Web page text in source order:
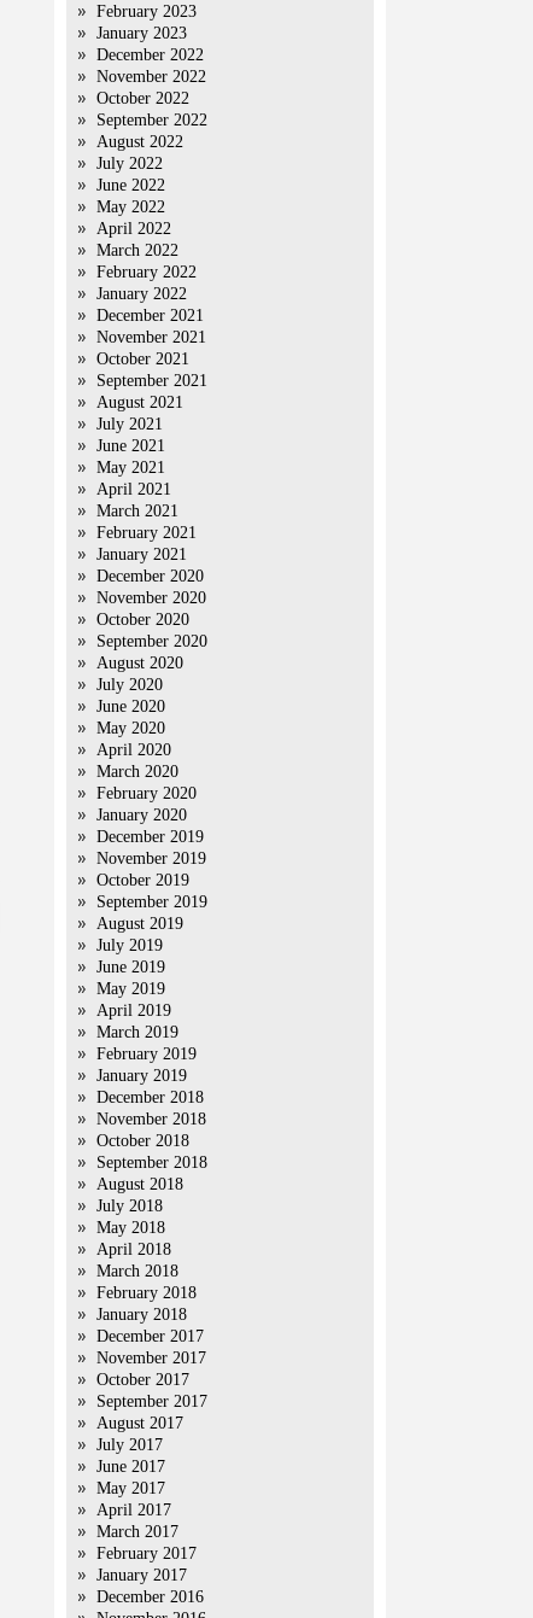
February 2023
January 2023
December 2022
November 2022
October 2022
September 2022
August 2022
July 2022
June 2022
May 2022
April 2022
March 2022
February 2022
January 2022
December 2021
November 2021
October 2021
September 2021
August 2021
July 2021
June 2021
May 2021
April 2021
March 2021
February 2021
January 2021
December 2020
November 2020
October 2020
September 2020
August 2020
July 2020
June 2020
May 2020
April 2020
March 2020
February 2020
January 2020
December 2019
November 2019
October 2019
September 2019
August 2019
July 2019
June 2019
May 2019
April 2019
March 2019
February 2019
January 2019
December 2018
November 2018
October 2018
September 2018
August 2018
July 2018
May 2018
April 2018
March 2018
February 2018
January 2018
December 2017
November 2017
October 2017
September 2017
August 2017
July 2017
June 2017
May 2017
April 2017
March 2017
February 2017
January 2017
December 2016